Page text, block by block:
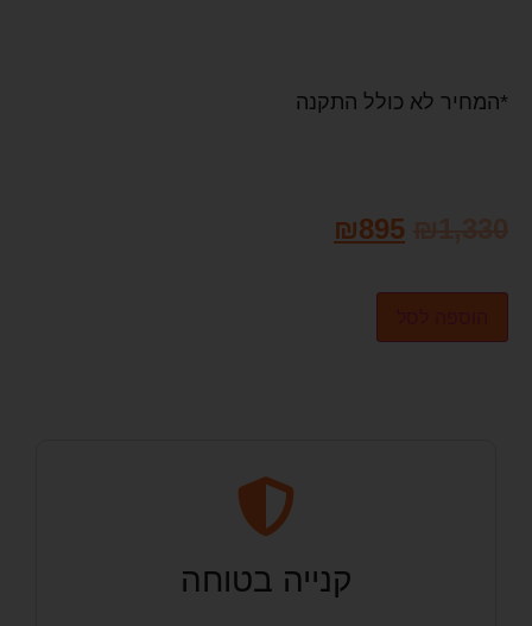
*המחיר לא כולל התקנה
₪895
קנייה בטוחה